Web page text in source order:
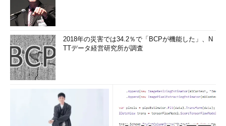
2018年の災害では34.2％で「BCPが機能した」、N
TTデータ経営研究所が調査